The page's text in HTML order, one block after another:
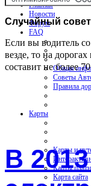
Главная
Новости
Форум
FAQ
Общая
Советы
Правила
Карты
Карты и
Карты
Карта сайта
Случайный совет
Если вы водитель
везде, то на
составит не более
В